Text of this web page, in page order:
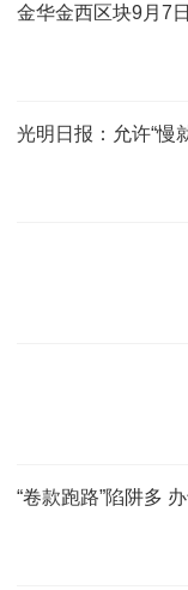
金华金西区块9月7
光明日报：允许“慢
“卷款跑路”陷阱多